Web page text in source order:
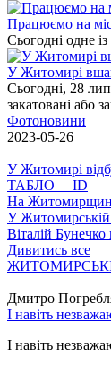
Працюємо на
Сьогодні одне
У Житомирі
Сьогодні, 28
закатовані або
Фотоновини
2023-05-26
У Житомирі
ТАБЛО ID
На Житомирщині
У Житомирській
Віталій
Дивитись все
Дмитро
І навіть
І навіть